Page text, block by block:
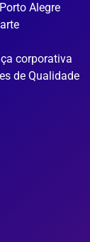
Alegre
corporativa
de Qualidade